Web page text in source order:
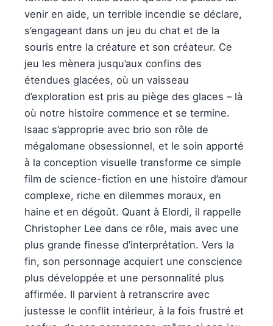
venir en aide, un terrible incendie se déclare,
s’engageant dans un jeu du chat et de la
souris entre la créature et son créateur. Ce
jeu les mènera jusqu’aux confins des
étendues glacées, où un vaisseau
d’exploration est pris au piège des glaces – là
où notre histoire commence et se termine.
Isaac s’approprie avec brio son rôle de
mégalomane obsessionnel, et le soin apporté
à la conception visuelle transforme ce simple
film de science-fiction en une histoire d’amour
complexe, riche en dilemmes moraux, en
haine et en dégoût. Quant à Elordi, il rappelle
Christopher Lee dans ce rôle, mais avec une
plus grande finesse d’interprétation. Vers la
fin, son personnage acquiert une conscience
plus développée et une personnalité plus
affirmée. Il parvient à retranscrire avec
justesse le conflit intérieur, à la fois frustré et